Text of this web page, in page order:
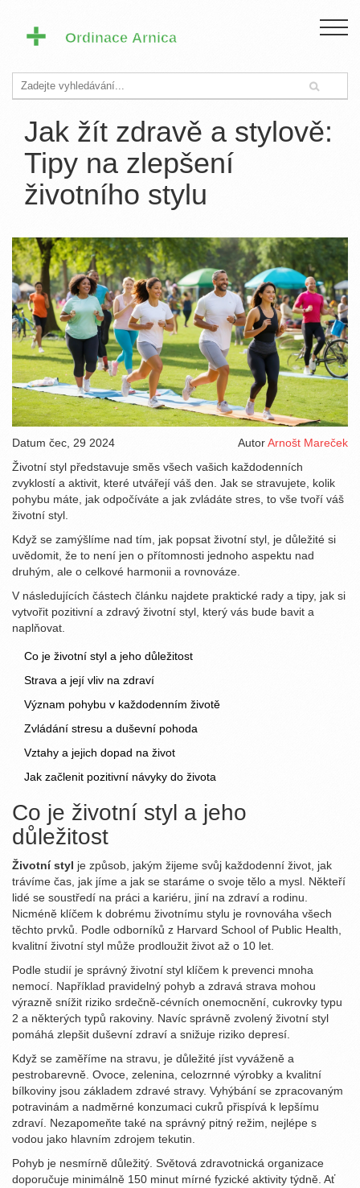
Jak žít zdravě a stylově:
Tipy na zlepšení
životního stylu
Datum čec, 29 2024 AutorArnošt Mareček
Životní styl představuje směs všech vašich každodenních
zvyklostí a aktivit, které utvářejí váš den. Jak se stravujete, kolik
pohybu máte, jak odpočíváte a jak zvládáte stres, to vše tvoří váš
životní styl.
Když se zamýšlíme nad tím, jak popsat životní styl, je důležité si
uvědomit, že to není jen o přítomnosti jednoho aspektu nad
druhým, ale o celkové harmonii a rovnováze.
V následujících částech článku najdete praktické rady a tipy, jak si
vytvořit pozitivní a zdravý životní styl, který vás bude bavit a
naplňovat.
Co je životní styl a jeho důležitost
Strava a její vliv na zdraví
Význam pohybu v každodenním životě
Zvládání stresu a duševní pohoda
Vztahy a jejich dopad na život
Jak začlenit pozitivní návyky do života
Co je životní styl a jeho
důležitost
Životní styl je způsob, jakým žijeme svůj každodenní život, jak
trávíme čas, jak jíme a jak se staráme o svoje tělo a mysl. Někteří
lidé se soustředí na práci a kariéru, jiní na zdraví a rodinu.
Nicméně klíčem k dobrému životnímu stylu je rovnováha všech
těchto prvků. Podle odborníků z Harvard School of Public Health,
kvalitní životní styl může prodloužit život až o 10 let.
Podle studií je správný životní styl klíčem k prevenci mnoha
nemocí. Například pravidelný pohyb a zdravá strava mohou
výrazně snížit riziko srdečně-cévních onemocnění, cukrovky typu
2 a některých typů rakoviny. Navíc správně zvolený životní styl
pomáhá zlepšit duševní zdraví a snižuje riziko depresí.
Když se zaměříme na stravu, je důležité jíst vyváženě a
pestrobarevně. Ovoce, zelenina, celozrnné výrobky a kvalitní
bílkoviny jsou základem zdravé stravy. Vyhýbání se zpracovaným
potravinám a nadměrné konzumaci cukrů přispívá k lepšímu
zdraví. Nezapomeňte také na správný pitný režim, nejlépe s
vodou jako hlavním zdrojem tekutin.
Pohyb je nesmírně důležitý. Světová zdravotnická organizace
doporučuje minimálně 150 minut mírné fyzické aktivity týdně. Ať